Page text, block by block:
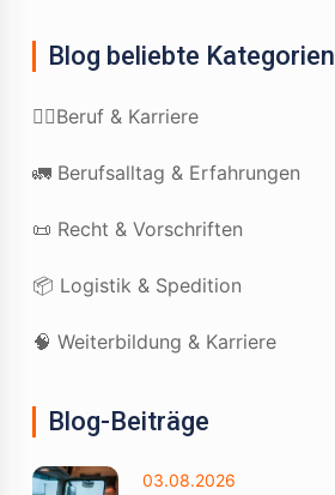
Blog beliebte Kategorien
👷‍♂️Beruf & Karriere
🚛 Berufsalltag & Erfahrungen
📜 Recht & Vorschriften
📦 Logistik & Spedition
🧠 Weiterbildung & Karriere
Blog-Beiträge
03.08.2026